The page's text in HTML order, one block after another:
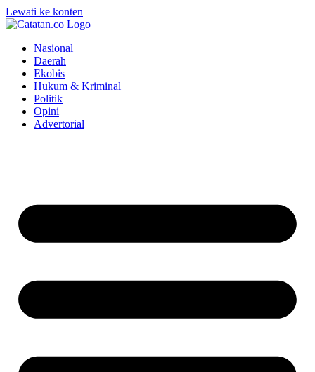
Lewati ke konten
Nasional
Daerah
Ekobis
Hukum & Kriminal
Politik
Opini
Advertorial